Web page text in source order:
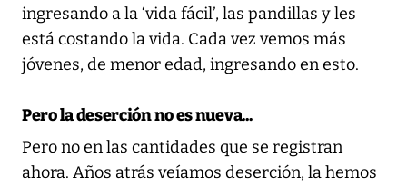
ingresando a la ‘vida fácil’, las pandillas y les
está costando la vida. Cada vez vemos más
jóvenes, de menor edad, ingresando en esto.
Pero la deserción no es nueva...
Pero no en las cantidades que se registran
ahora. Años atrás veíamos deserción, la hemos